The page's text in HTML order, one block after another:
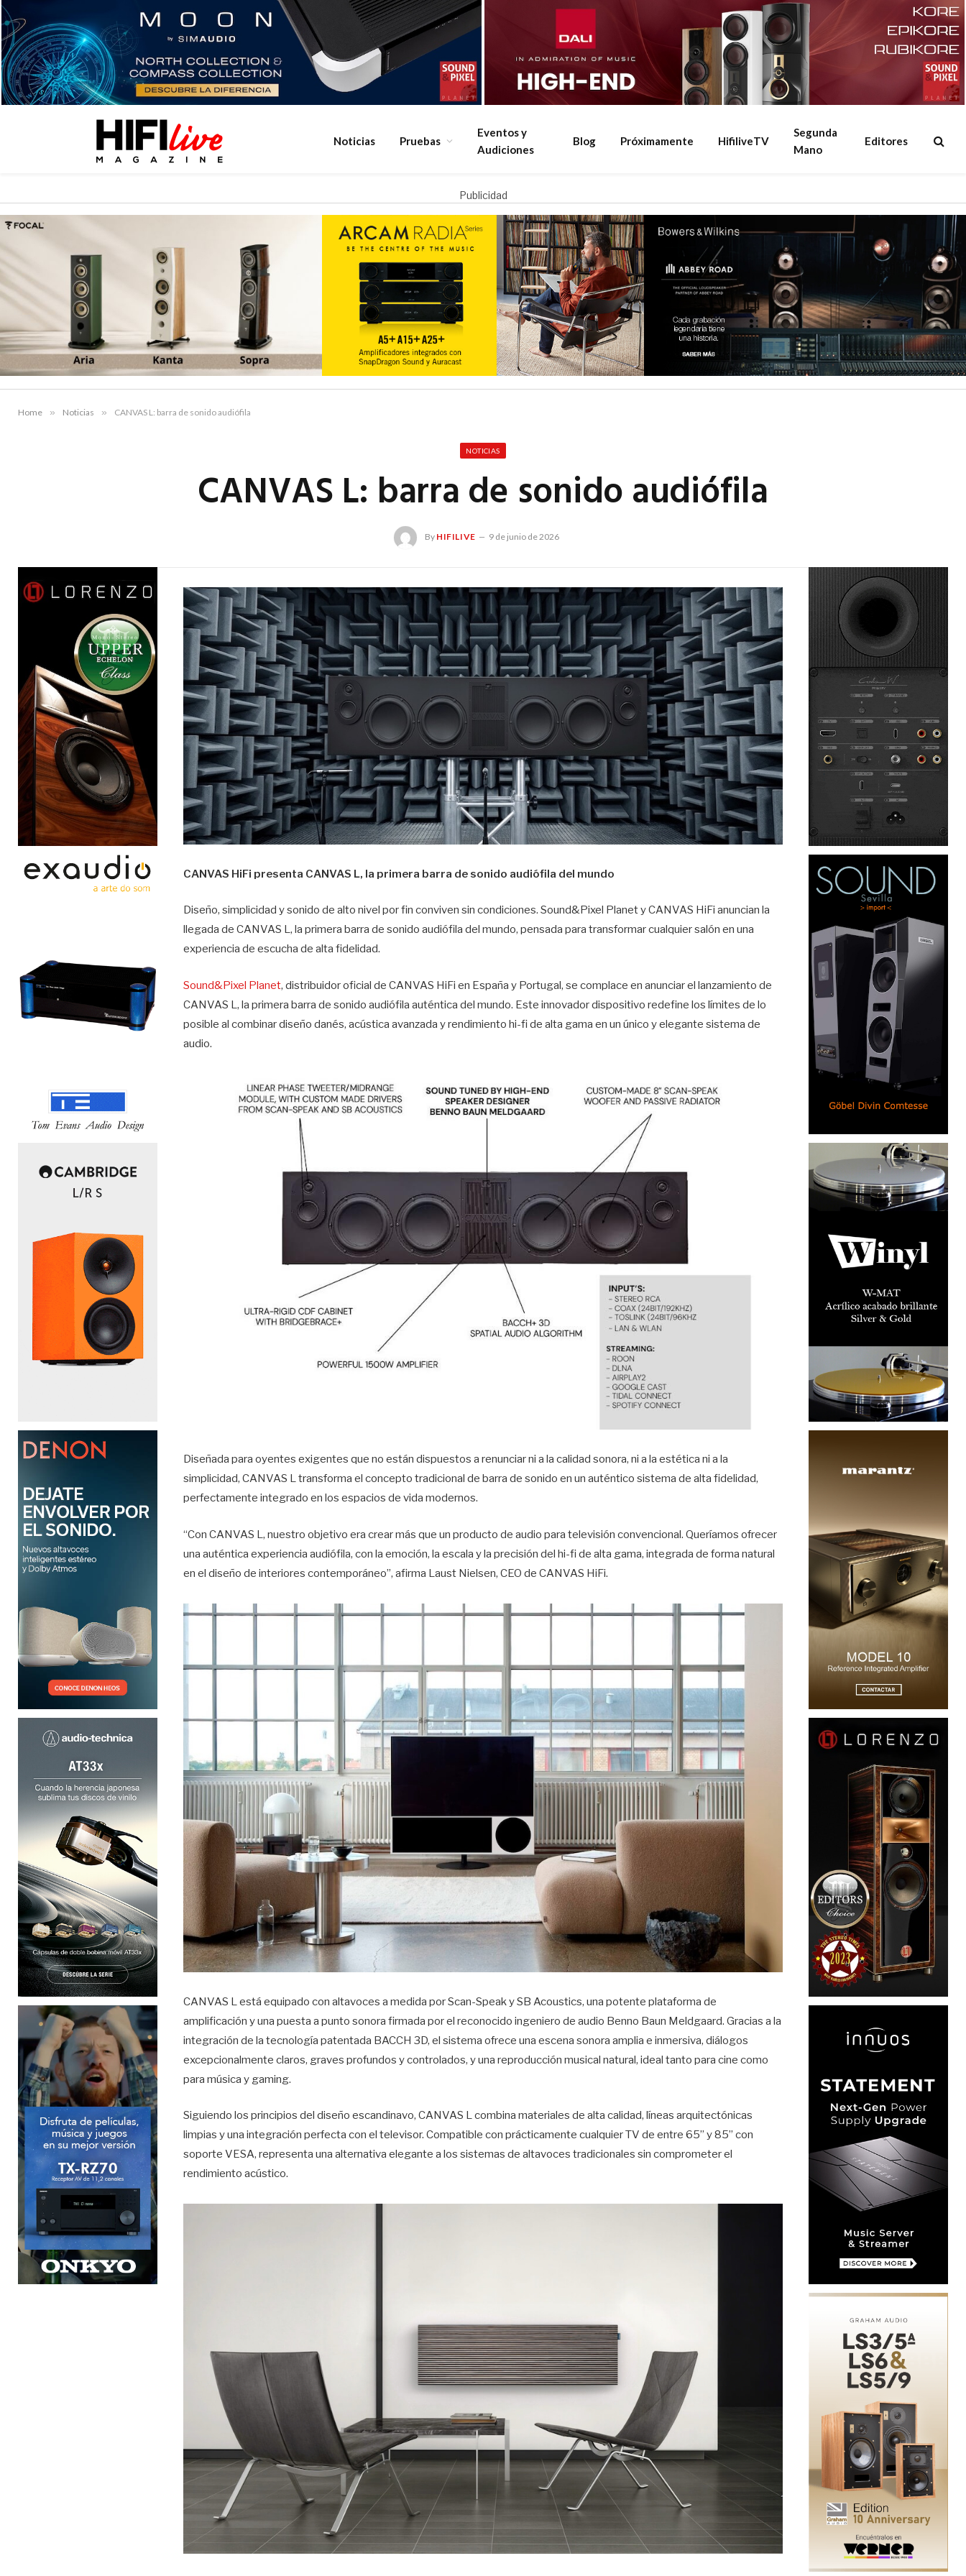
Noticias Pruebas
Eventos y
Audiciones
Blog Próximamente HifiliveTV
Segunda
Mano
Editores
Publicidad
Home » Noticias » CANVAS L: barra de sonido audiófila
NOTICIAS
CANVAS L: barra de sonido audiófila
By HIFILIVE 9 de junio de 2026
CANVAS HiFi presenta CANVAS L, la primera barra de sonido audiófila del mundo
Diseño, simplicidad y sonido de alto nivel por fin conviven sin condiciones. Sound&Pixel Planet y CANVAS HiFi anuncian la
llegada de CANVAS L, la primera barra de sonido audiófila del mundo, pensada para transformar cualquier salón en una
experiencia de escucha de alta fidelidad.
Sound&Pixel Planet, distribuidor oficial de CANVAS HiFi en España y Portugal, se complace en anunciar el lanzamiento de
CANVAS L, la primera barra de sonido audiófila auténtica del mundo. Este innovador dispositivo redefine los límites de lo
posible al combinar diseño danés, acústica avanzada y rendimiento hi-fi de alta gama en un único y elegante sistema de
audio.
Diseñada para oyentes exigentes que no están dispuestos a renunciar ni a la calidad sonora, ni a la estética ni a la
simplicidad, CANVAS L transforma el concepto tradicional de barra de sonido en un auténtico sistema de alta fidelidad,
perfectamente integrado en los espacios de vida modernos.
“Con CANVAS L, nuestro objetivo era crear más que un producto de audio para televisión convencional. Queríamos ofrecer
una auténtica experiencia audiófila, con la emoción, la escala y la precisión del hi-fi de alta gama, integrada de forma natural
en el diseño de interiores contemporáneo”, afirma Laust Nielsen, CEO de CANVAS HiFi.
CANVAS L está equipado con altavoces a medida por Scan-Speak y SB Acoustics, una potente plataforma de
amplificación y una puesta a punto sonora firmada por el reconocido ingeniero de audio Benno Baun Meldgaard. Gracias a la
integración de la tecnología patentada BACCH 3D, el sistema ofrece una escena sonora amplia e inmersiva, diálogos
excepcionalmente claros, graves profundos y controlados, y una reproducción musical natural, ideal tanto para cine como
para música y gaming.
Siguiendo los principios del diseño escandinavo, CANVAS L combina materiales de alta calidad, líneas arquitectónicas
limpias y una integración perfecta con el televisor. Compatible con prácticamente cualquier TV de entre 65” y 85” con
soporte VESA, representa una alternativa elegante a los sistemas de altavoces tradicionales sin comprometer el
rendimiento acústico.